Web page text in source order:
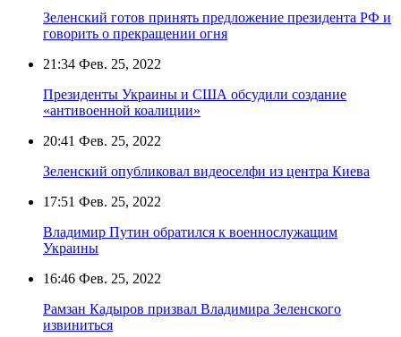
Зеленский готов принять предложение президента РФ и
говорить о прекращении огня
21:34 Фев. 25, 2022
Президенты Украины и США обсудили создание
«антивоенной коалиции»
20:41 Фев. 25, 2022
Зеленский опубликовал видеоселфи из центра Киева
17:51 Фев. 25, 2022
Владимир Путин обратился к военнослужащим
Украины
16:46 Фев. 25, 2022
Рамзан Кадыров призвал Владимира Зеленского
извиниться